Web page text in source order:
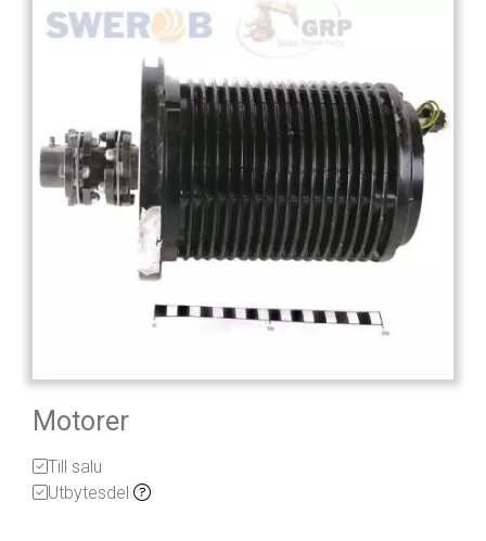
Motorer
Till salu
Utbytesdel